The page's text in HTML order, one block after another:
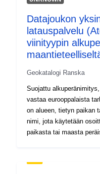
nimitykset 1-n ja 1-n
voidaan soveltaa erityisiä
Datajoukon
latauspalvelu
viinityypin
Geokatalogi Ranska
Suojattu
vastaa eurooppalaista
on alueen, tietyn paikan
nimi, jota käytetään
paikasta tai maasta
ympäristöstä, joka